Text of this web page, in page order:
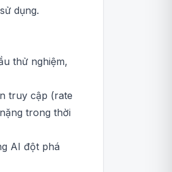
dụng.
thử nghiệm,
truy cập (rate
trong thời
AI đột phá